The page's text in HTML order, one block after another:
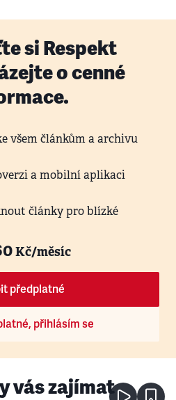
si Respekt
o cenné
všem článkům a archivu
a mobilní aplikaci
články pro blízké
Kč/měsíc
předplatné
přihlásím se
vás zajímat